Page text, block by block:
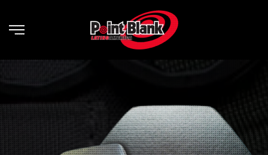
Skip to main content